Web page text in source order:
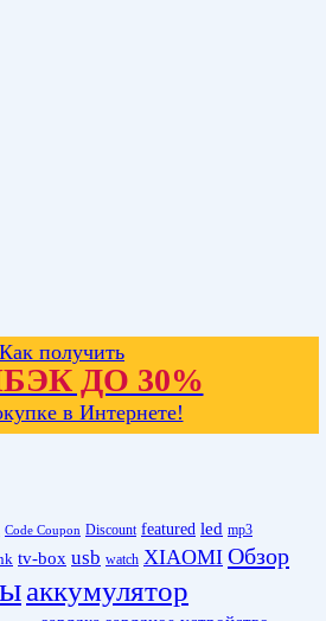
Как получить
ДО 30%
в Интернете!
Code Coupon Discount featured led mp3
tv-box usb watch XIAOMI Обзор
аккумулятор